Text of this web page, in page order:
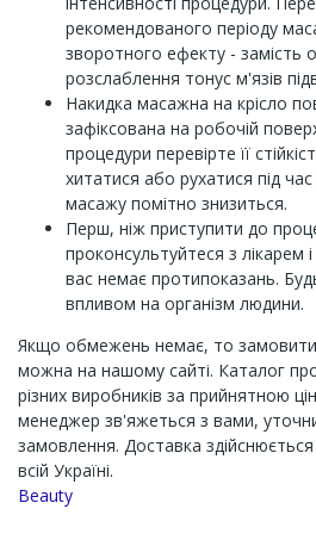
рекомендованого періоду
зворотного ефекту - замість
розслаблення тонус м'язів
Накидка масажна на крісло
зафіксована на робочій
процедури перевірте її
хитатися або рухатися під
масажу помітно знизиться.
Перш, ніж приступити до
проконсультуйтеся з лікарем
вас немає протипоказань.
впливом на організм людини.
Якщо обмежень немає, то
можна на нашому сайті. Каталог
різних виробників за прийнятною
менеджер зв'яжеться з вами,
замовлення. Доставка
всій Україні.
Channel
Beauty